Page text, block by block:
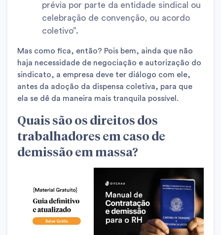
prévia por parte da entidade sindical ou
celebração de convenção, ou acordo
coletivo”.
Mas como fica, então? Pois bem, ainda que não
haja necessidade de negociação e autorização do
sindicato, a empresa deve ter diálogo com ele,
antes da adoção da dispensa coletiva, para que
ela se dê da maneira mais tranquila possível.
Quais são os direitos dos
trabalhadores em caso de
demissão em massa?